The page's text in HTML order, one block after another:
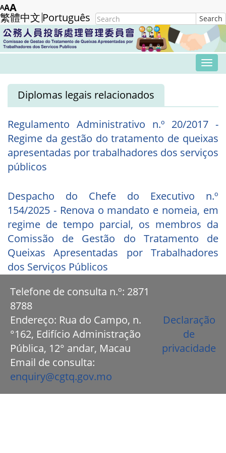
Skip
to
main
content
AAA
繁體中文 Português
Search
form
Search
Submit
Diplomas legais relacionados
Regulamento Administrativo n.º 20/2017 -
Regime da gestão do tratamento de queixas
apresentadas por trabalhadores dos serviços
públicos
Despacho do Chefe do Executivo n.º
154/2025 - Renova o mandato e nomeia, em
regime de tempo parcial, os membros da
Comissão de Gestão do Tratamento de
Queixas Apresentadas por Trabalhadores
dos Serviços Públicos
Telefone de consulta n.º: 2871
8788
Endereço: Rua do Campo, n.
°162, Edifício Administração
Pública, 12° andar, Macau
Email de consulta:
enquiry@cgtq.gov.mo
Declaração
de
privacidade